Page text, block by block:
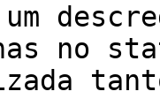
no